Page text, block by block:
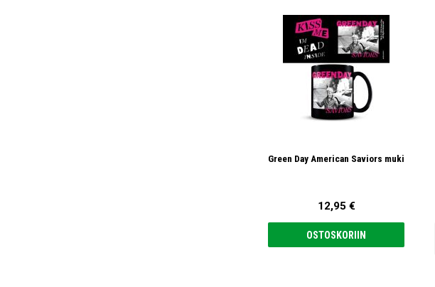
Green Day American Saviors muki
12,95 €
OSTOSKORIIN